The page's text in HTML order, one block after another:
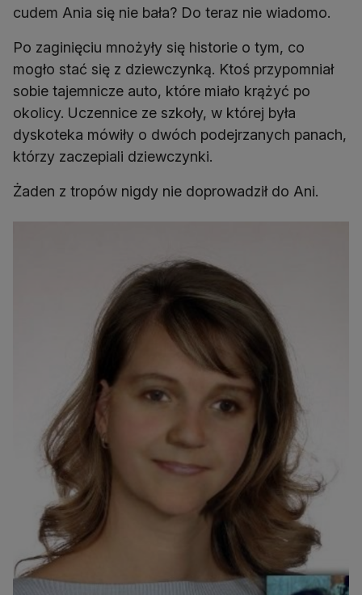
cudem Ania się nie bała? Do teraz nie wiadomo.
Po zaginięciu mnożyły się historie o tym, co
mogło stać się z dziewczynką. Ktoś przypomniał
sobie tajemnicze auto, które miało krążyć po
okolicy. Uczennice ze szkoły, w której była
dyskoteka mówiły o dwóch podejrzanych panach,
którzy zaczepiali dziewczynki.
Żaden z tropów nigdy nie doprowadził do Ani.